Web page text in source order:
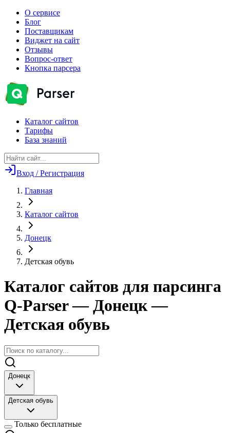
О сервисе
Блог
Поставщикам
Виджет на сайт
Отзывы
Вопрос-ответ
Кнопка парсера
Каталог сайтов
Тарифы
База знаний
Вход / Регистрация
Главная
Каталог сайтов
Донецк
Детская обувь
Каталог сайтов для парсинга
Q-Parser— Донецк —
Детская обувь
Донецк
Детская обувь
Только бесплатные